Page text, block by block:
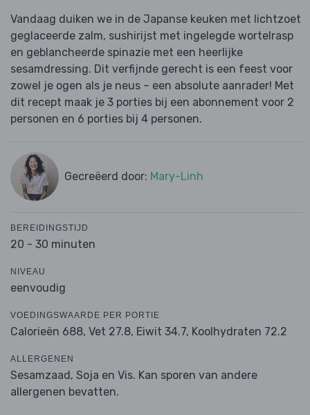
Vandaag duiken we in de Japanse keuken met lichtzoet
geglaceerde zalm, sushirijst met ingelegde wortelrasp
en geblancheerde spinazie met een heerlijke
sesamdressing. Dit verfijnde gerecht is een feest voor
zowel je ogen als je neus – een absolute aanrader! Met
dit recept maak je 3 porties bij een abonnement voor 2
personen en 6 porties bij 4 personen.
Gecreëerd door: Mary-Linh
BEREIDINGSTIJD
20 - 30 minuten
NIVEAU
eenvoudig
VOEDINGSWAARDE PER PORTIE
Calorieën 688, Vet 27.8, Eiwit 34.7, Koolhydraten 72.2
ALLERGENEN
Sesamzaad, Soja en Vis. Kan sporen van andere
allergenen bevatten.